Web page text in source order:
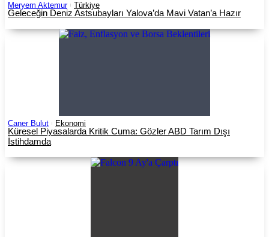
Meryem Aktemur Türkiye
Geleceğin Deniz Astsubayları Yalova’da Mavi Vatan’a Hazır
Caner Bulut Ekonomi
Küresel Piyasalarda Kritik Cuma: Gözler ABD Tarım Dışı
İstihdamda